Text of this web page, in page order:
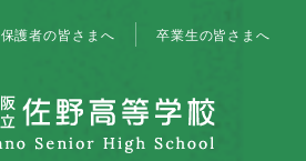
保護者の皆さまへ 卒業生の皆さまへ